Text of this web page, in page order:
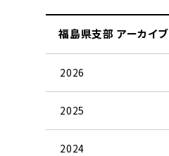
福島県支部 アーカイブ
2026
2025
2024